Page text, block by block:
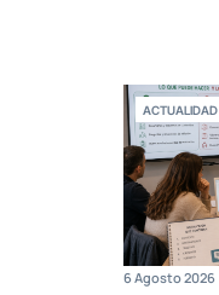
ACTUALIDAD
6 Agosto 2026